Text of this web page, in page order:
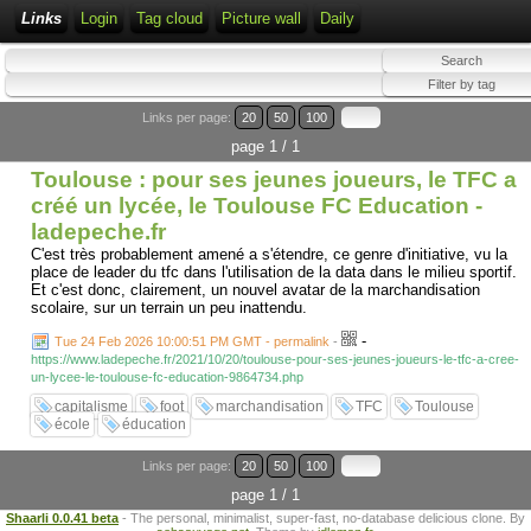
Links Login Tag cloud Picture wall Daily
Links per page: 20 50 100
page 1 / 1
Toulouse : pour ses jeunes joueurs, le TFC a
créé un lycée, le Toulouse FC Education -
ladepeche.fr
C'est très probablement amené a s'étendre, ce genre d'initiative, vu la
place de leader du tfc dans l'utilisation de la data dans le milieu sportif.
Et c'est donc, clairement, un nouvel avatar de la marchandisation
scolaire, sur un terrain un peu inattendu.
Tue 24 Feb 2026 10:00:51 PM GMT - permalink - -
https://www.ladepeche.fr/2021/10/20/toulouse-pour-ses-jeunes-joueurs-le-tfc-a-cree-
un-lycee-le-toulouse-fc-education-9864734.php
capitalisme foot marchandisation TFC
Toulouse
école
éducation
Links per page: 20 50 100
page 1 / 1
Shaarli 0.0.41 beta - The personal, minimalist, super-fast, no-database delicious clone. By